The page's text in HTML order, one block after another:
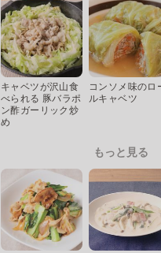
キャベツが沢山食
べられる 豚バラポ
ン酢ガーリック炒
め
コンソメ味のロ
ルキャベツ
もっと見る